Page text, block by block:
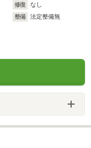
修復
なし
整備
法定整備無